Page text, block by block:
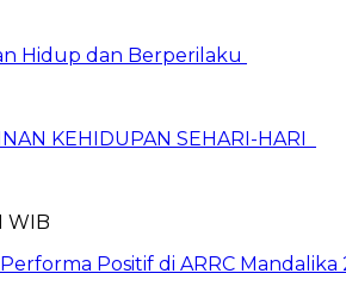
Hidup dan Berperilaku
KEHIDUPAN SEHARI-HARI
WIB
Positif di ARRC Mandalika